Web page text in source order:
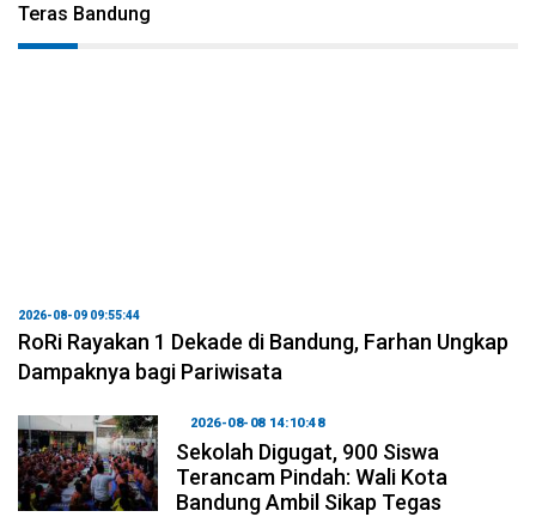
Teras Bandung
2026-08-09 09:55:44
RoRi Rayakan 1 Dekade di Bandung, Farhan Ungkap
Dampaknya bagi Pariwisata
2026-08-08 14:10:48
Sekolah Digugat, 900 Siswa
Terancam Pindah: Wali Kota
Bandung Ambil Sikap Tegas